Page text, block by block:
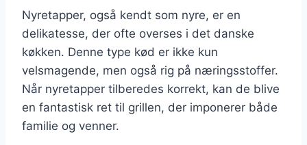
Nyretapper, også kendt som nyre, er en
delikatesse, der ofte overses i det danske
køkken. Denne type kød er ikke kun
velsmagende, men også rig på næringsstoffer.
Når nyretapper tilberedes korrekt, kan de blive
en fantastisk ret til grillen, der imponerer både
familie og venner.